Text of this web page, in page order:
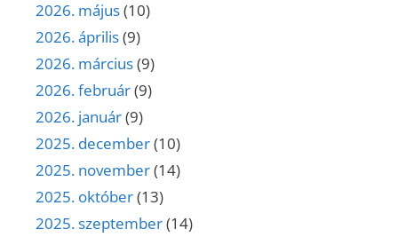
2026. május(10)
2026. április(9)
2026. március(9)
2026. február(9)
2026. január(9)
2025. december(10)
2025. november(14)
2025. október(13)
2025. szeptember(14)